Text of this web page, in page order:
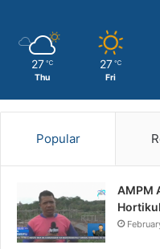
27 ℃
Thu
27 ℃
Fri
Popular
AMPM